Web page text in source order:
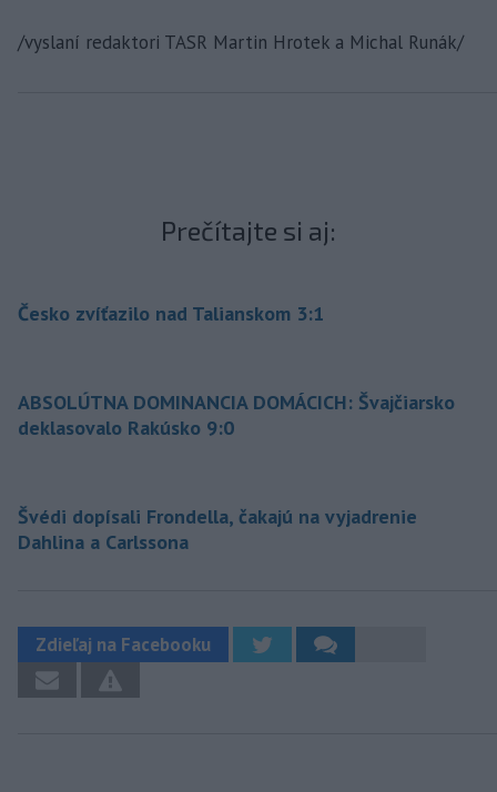
/vyslaní redaktori TASR Martin Hrotek a Michal Runák/
Prečítajte si aj:
Česko zvíťazilo nad Talianskom 3:1
ABSOLÚTNA DOMINANCIA DOMÁCICH: Švajčiarsko
deklasovalo Rakúsko 9:0
Švédi dopísali Frondella, čakajú na vyjadrenie
Dahlina a Carlssona
Zdieľaj na Facebooku